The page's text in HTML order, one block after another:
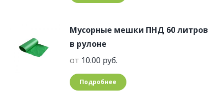
Мусорные мешки ПНД 60 литров
в рулоне
от 10.00 руб.
Подробнее